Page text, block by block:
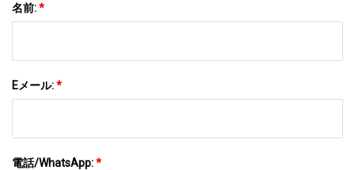
名前:*
Eメール:*
電話/WhatsApp:*